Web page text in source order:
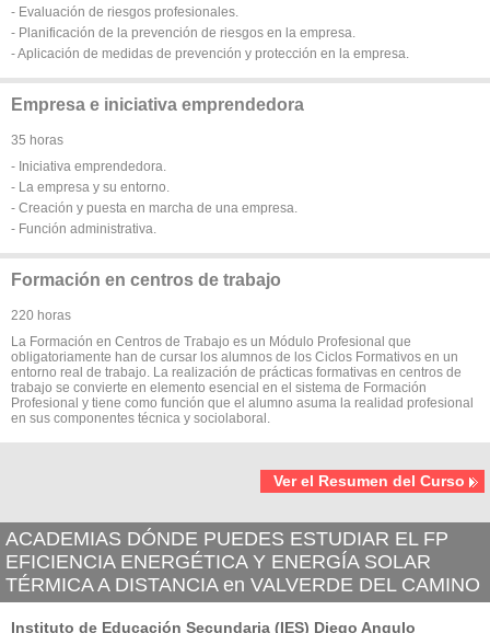
- Evaluación de riesgos profesionales.
- Planificación de la prevención de riesgos en la empresa.
- Aplicación de medidas de prevención y protección en la empresa.
Empresa e iniciativa emprendedora
35 horas
- Iniciativa emprendedora.
- La empresa y su entorno.
- Creación y puesta en marcha de una empresa.
- Función administrativa.
Formación en centros de trabajo
220 horas
La Formación en Centros de Trabajo es un Módulo Profesional que
obligatoriamente han de cursar los alumnos de los Ciclos Formativos en un
entorno real de trabajo. La realización de prácticas formativas en centros de
trabajo se convierte en elemento esencial en el sistema de Formación
Profesional y tiene como función que el alumno asuma la realidad profesional
en sus componentes técnica y sociolaboral.
Ver el Resumen del Curso
ACADEMIAS DÓNDE PUEDES ESTUDIAR EL FP
EFICIENCIA ENERGÉTICA Y ENERGÍA SOLAR
TÉRMICA A DISTANCIA en VALVERDE DEL CAMINO
Instituto de Educación Secundaria (IES) Diego Angulo